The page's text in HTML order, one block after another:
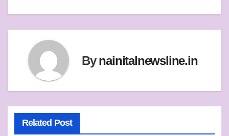
Bynainitalnewsline.in
Related Post